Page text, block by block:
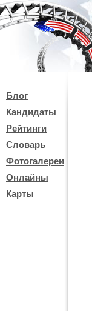
Блог
Кандидаты
Рейтинги
Словарь
Фотогалереи
Онлайны
Карты